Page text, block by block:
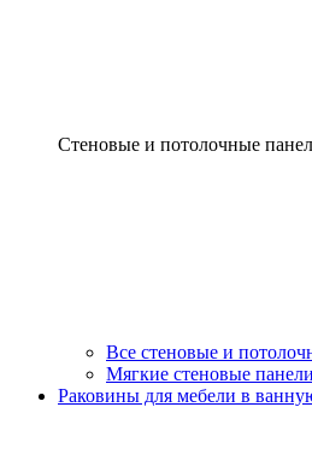
Стеновые и потолочные
Все стеновые и
Мягкие стеновые панели
Раковины для мебели в